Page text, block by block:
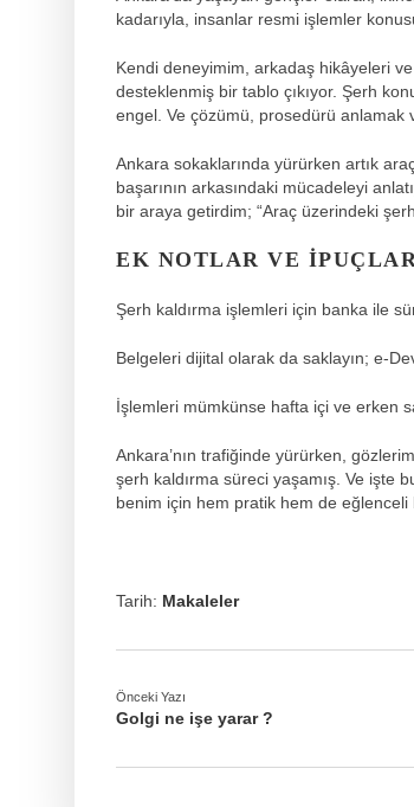
kadarıyla, insanlar resmi işlemler
Kendi deneyimim, arkadaş hikâyeleri
desteklenmiş bir tablo çıkıyor. Şerh
engel. Ve çözümü, prosedürü anlamak
Ankara sokaklarında yürürken artık
başarının arkasındaki mücadeleyi
bir araya getirdim; “Araç üzerindeki
EK NOTLAR VE
Şerh kaldırma işlemleri için banka ile
Belgeleri dijital olarak da saklayın; e-
İşlemleri mümkünse hafta içi ve erken
Ankara’nın trafiğinde yürürken,
şerh kaldırma süreci yaşamış. Ve işte
benim için hem pratik hem de eğlenceli
Tarih: Makaleler
Önceki Yazı
Golgi ne işe yarar ?